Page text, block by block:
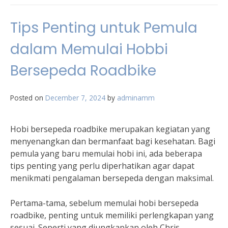
Tips Penting untuk Pemula
dalam Memulai Hobbi
Bersepeda Roadbike
Posted on December 7, 2024 by adminamm
Hobi bersepeda roadbike merupakan kegiatan yang
menyenangkan dan bermanfaat bagi kesehatan. Bagi
pemula yang baru memulai hobi ini, ada beberapa
tips penting yang perlu diperhatikan agar dapat
menikmati pengalaman bersepeda dengan maksimal.
Pertama-tama, sebelum memulai hobi bersepeda
roadbike, penting untuk memiliki perlengkapan yang